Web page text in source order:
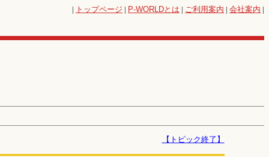
| トップページ | P-WORLDとは | ご利用案内 | 会社案内 |
【トピック終了】